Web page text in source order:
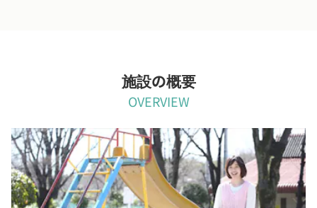
施設の概要
OVERVIEW